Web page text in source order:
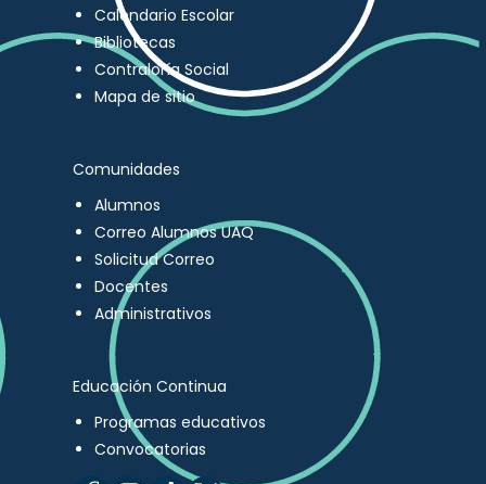
Calendario Escolar
Bibliotecas
Contraloría Social
Mapa de sitio
Comunidades
Alumnos
Correo Alumnos UAQ
Solicitud Correo
Docentes
Administrativos
Educación Continua
Programas educativos
Convocatorias